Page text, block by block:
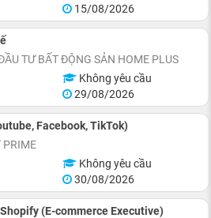
15/08/2026
TƯ BẤT ĐỘNG SẢN HOME PLUS
Không yêu cầu
29/08/2026
Facebook, TikTok)
PRIME
Không yêu cầu
30/08/2026
(E-commerce Executive)